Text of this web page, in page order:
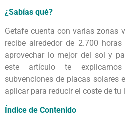
¿Sabías qué?
Getafe cuenta con varias zonas
recibe alrededor de 2.700
aprovechar lo mejor del sol y
este artículo te
subvenciones de placas solares
aplicar para reducir el coste de tu
Índice de Contenido